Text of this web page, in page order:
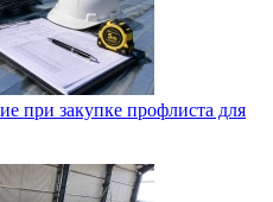
при закупке профлиста для